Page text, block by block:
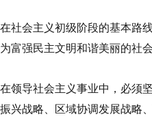
社会主义初级阶段的基本路
富强民主文明和谐美丽的社
领导社会主义事业中，必须
兴战略、区域协调发展战略